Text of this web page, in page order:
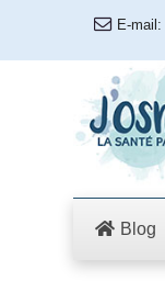
E-mail:
Blog